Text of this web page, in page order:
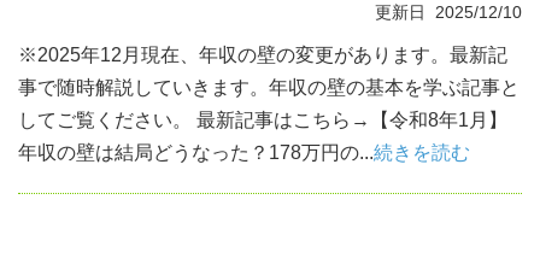
更新日 2025/12/10
※2025年12月現在、年収の壁の変更があります。最新記
事で随時解説していきます。年収の壁の基本を学ぶ記事と
してご覧ください。 最新記事はこちら→【令和8年1月】
年収の壁は結局どうなった？178万円の...続きを読む